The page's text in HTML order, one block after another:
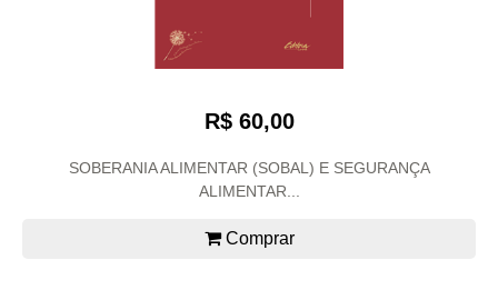
R$ 60,00
SOBERANIA ALIMENTAR (SOBAL) E SEGURANÇA
ALIMENTAR...
Comprar